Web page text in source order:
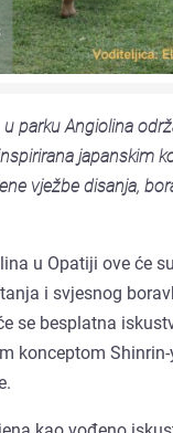
parku Angiolina
japanskim
vježbe disanja,
u Opatiji ove će
i svjesnog
se besplatna
konceptom